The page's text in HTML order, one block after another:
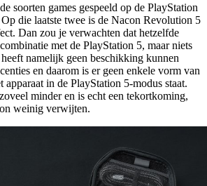
soorten games gespeeld op de PlayStation
die laatste twee is de Nacon Revolution 5
Dan zou je verwachten dat hetzelfde
met de PlayStation 5, maar niets
namelijk geen beschikking kunnen
en daarom is er geen enkele vorm van
in de PlayStation 5-modus staat.
minder en is echt een tekortkoming,
weinig verwijten.